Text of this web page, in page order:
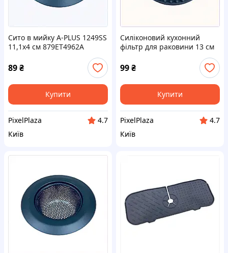
Сито в мийку A-PLUS 1249SS
11,1х4 см 879ET4962A
89₴
Купити
PixelPlaza
4.7
Київ
Силіконовий кухонний
фільтр для раковини 13 см
87454E10ET
99₴
Купити
PixelPlaza
4.7
Київ